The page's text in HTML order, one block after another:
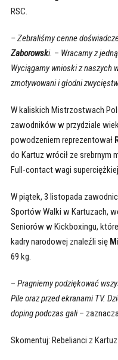
RSC.
– Zebraliśmy cenne
Zaborowski. – Wracamy z
Wyciągamy wnioski z naszych
zmotywowani i głodni
W kaliskich Mistrzostwach
zawodników w przydziale
powodzeniem reprezentował
do Kartuz wrócił ze srebrnym
Full-contact wagi
W piątek, 3 listopada
Sportów Walki w Kartuzach,
Seniorów w Kickboxingu,
kadry narodowej znaleźli się
69 kg.
– Pragniemy podziękować
Pile oraz przed ekranami TV.
doping podczas gali–
Skomentuj: Rebelianci z